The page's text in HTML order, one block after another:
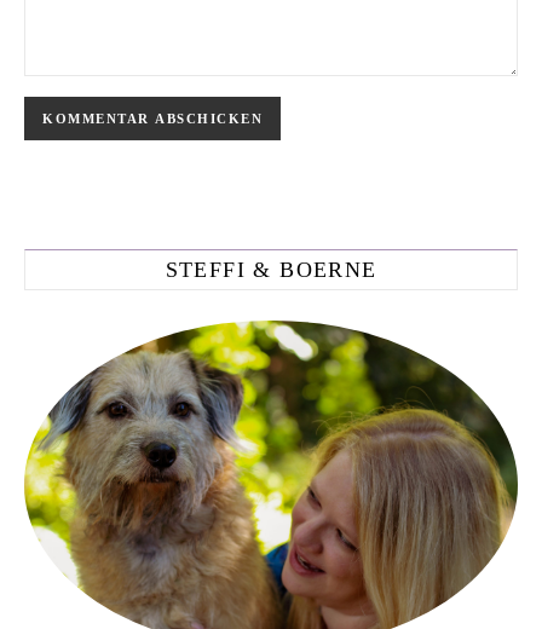
STEFFI & BOERNE